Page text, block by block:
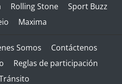
Rolling Stone
Sport Buzz
Maxima
Somos
Contáctenos
Reglas de participación